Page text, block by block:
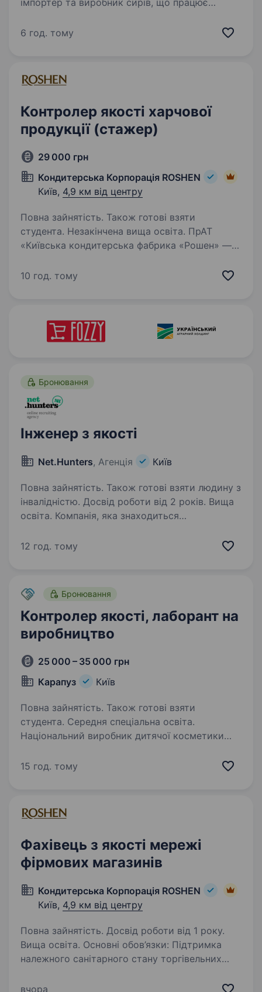
імпортер та виробник сирів, що працює
культуру споживання сирів в Україні,
додаткову…
6 год. тому
Контролер якості харчової
продукції (стажер)
29 000 грн
Кондитерська Корпорація ROSHEN
Київ, 4,9 км від центру
Повна зайнятість. Також готові взяти
студента. Незакінчена вища освіта. ПрАТ
«Київська кондитерська фабрика «Рошен» —
на виготовлення тортів, тістечок, кексів,
10 год. тому
Бронювання
Інженер з якості
Net.Hunters, Агенція Київ
Повна зайнятість. Також готові взяти людину з
інвалідністю. Досвід роботи від 2 років. Вища
освіта. Компанія, яка знаходиться
високотехнологічних рішень у галузі Military-
передовими, ефективними…
12 год. тому
Бронювання
Контролер якості, лаборант на
виробництво
25 000 – 35 000 грн
Карапуз
Київ
Повна зайнятість. Також готові взяти
студента. Середня спеціальна освіта.
Національний виробник дитячої косметики
Контролер якості / Лаборант на виробництво
метро…
15 год. тому
Фахівець з якості мережі
фірмових магазинів
Кондитерська Корпорація ROSHEN
Київ, 4,9 км від центру
Повна зайнятість. Досвід роботи від 1 року.
Вища освіта. Основні обов’язки: Підтримка
належного санітарного стану торгівельних
своєчасності заповнення відповідних журналів
вчора